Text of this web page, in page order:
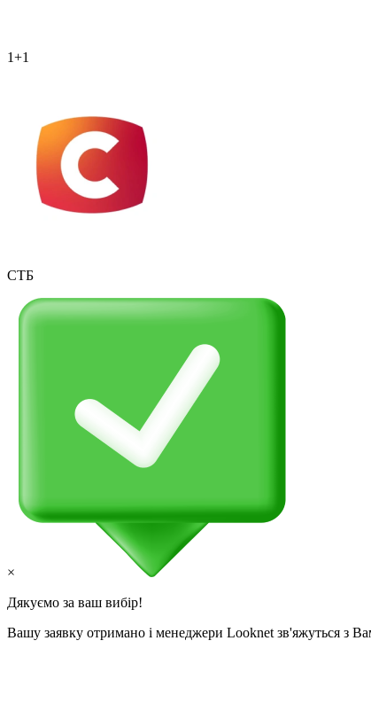
1+1
СТБ
×
Дякуємо за ваш вибір!
Вашу заявку отримано і менеджери Looknet зв'яжуться з